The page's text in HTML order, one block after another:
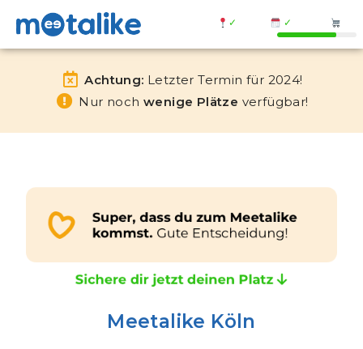
✓ ✓
Achtung: Letzter Termin für 2024!
Nur noch wenige Plätze verfügbar!
Meetalike Köln